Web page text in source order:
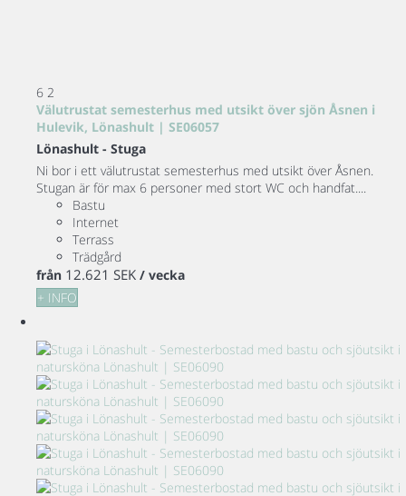
6 2
Välutrustat semesterhus med utsikt över sjön Åsnen i
Hulevik, Lönashult | SE06057
Lönashult - Stuga
Ni bor i ett välutrustat semesterhus med utsikt över Åsnen.
Stugan är för max 6 personer med stort WC och handfat....
Bastu
Internet
Terrass
Trädgård
från 12.621 SEK / vecka
+ INFO